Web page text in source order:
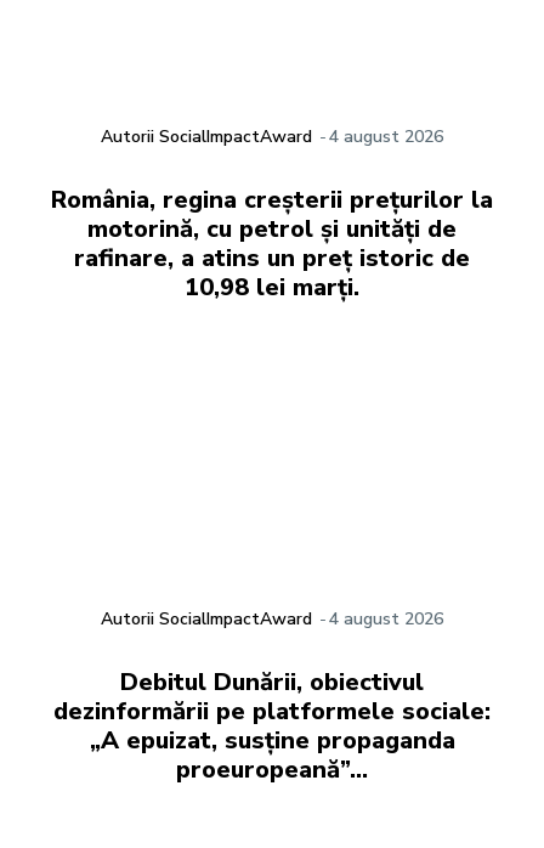
Autorii SocialImpactAward -4 august 2026
România, regina creșterii prețurilor la
motorină, cu petrol și unități de
rafinare, a atins un preț istoric de
10,98 lei marți.
Autorii SocialImpactAward -4 august 2026
Debitul Dunării, obiectivul
dezinformării pe platformele sociale:
„A epuizat, susține propaganda
proeuropeană”…